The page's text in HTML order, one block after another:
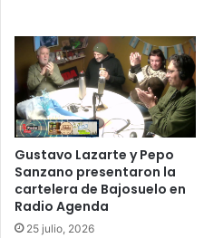
Gustavo Lazarte y Pepo
Sanzano presentaron la
cartelera de Bajosuelo en
Radio Agenda
25 julio, 2026